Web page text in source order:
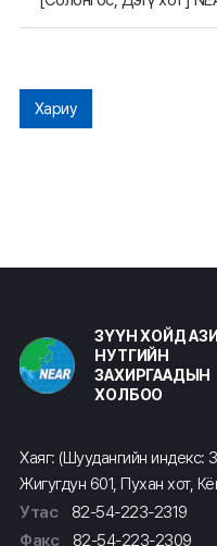
Хариу
ЗҮҮН ХОЙД
НУТГИЙН
ЗАХИРГААДЫН
ХОЛБОО
Хаяг: (Шуудангийн индекс:
Жигугдун 601, Пухан хот,
Утас
82-54-223-2319
Факс
82-54-223-2309